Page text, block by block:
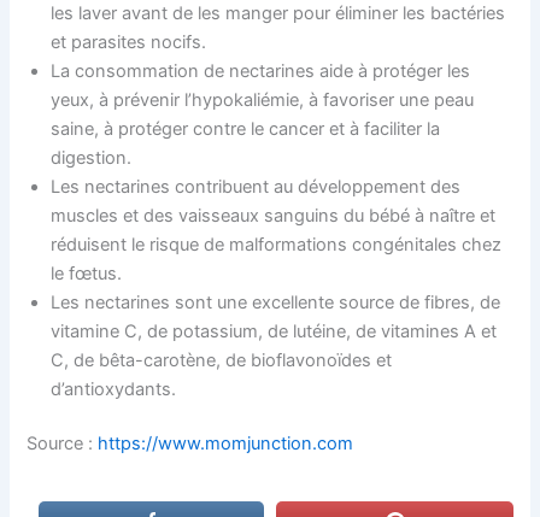
les laver avant de les manger pour éliminer les bactéries
et parasites nocifs.
La consommation de nectarines aide à protéger les
yeux, à prévenir l’hypokaliémie, à favoriser une peau
saine, à protéger contre le cancer et à faciliter la
digestion.
Les nectarines contribuent au développement des
muscles et des vaisseaux sanguins du bébé à naître et
réduisent le risque de malformations congénitales chez
le fœtus.
Les nectarines sont une excellente source de fibres, de
vitamine C, de potassium, de lutéine, de vitamines A et
C, de bêta-carotène, de bioflavonoïdes et
d’antioxydants.
Source : https://www.momjunction.com